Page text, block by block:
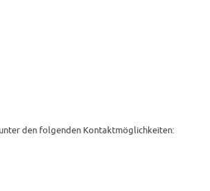
unter den folgenden Kontaktmöglichkeiten: